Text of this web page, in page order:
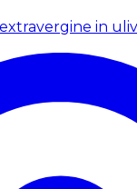
in